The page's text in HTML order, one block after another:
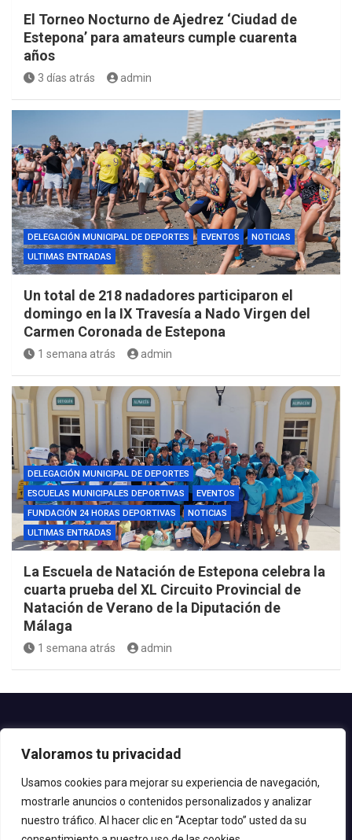
Valoramos tu privacidad
Usamos cookies para mejorar su experiencia de navegación,
mostrarle anuncios o contenidos personalizados y analizar
nuestro tráfico. Al hacer clic en “Aceptar todo” usted da su
El Torneo Nocturno de Ajedrez ‘Ciudad de
Estepona’ para amateurs cumple cuarenta
años
3 días atrás admin
DELEGACIÓN MUNICIPAL DE DEPORTES EVENTOS
NOTICIAS
ULTIMAS ENTRADAS
Un total de 218 nadadores participaron el
domingo en la IX Travesía a Nado Virgen del
Carmen Coronada de Estepona
1 semana atrás admin
DELEGACIÓN MUNICIPAL DE DEPORTES
ESCUELAS MUNICIPALES DEPORTIVAS
EVENTOS
FUNDACIÓN 24 HORAS DEPORTIVAS
NOTICIAS
ULTIMAS ENTRADAS
La Escuela de Natación de Estepona celebra la
cuarta prueba del XL Circuito Provincial de
Natación de Verano de la Diputación de
Málaga
1 semana atrás admin
Teléfono: 952.80.24.44
© 2020 Delegación de Deportes